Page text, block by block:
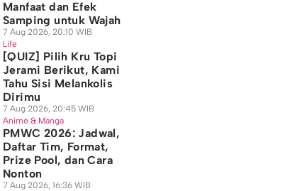
Manfaat dan Efek
Samping untuk Wajah
7 Aug 2026, 20:10 WIB
Life
[QUIZ] Pilih Kru Topi
Jerami Berikut, Kami
Tahu Sisi Melankolis
Dirimu
7 Aug 2026, 20:45 WIB
Anime & Manga
PMWC 2026: Jadwal,
Daftar Tim, Format,
Prize Pool, dan Cara
Nonton
7 Aug 2026, 16:36 WIB